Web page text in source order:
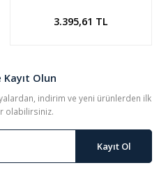
3.395,61 TL
Sepete Ekle
Olun
indirim ve yeni ürünlerden ilk
olabilirsiniz.
Kayıt Ol